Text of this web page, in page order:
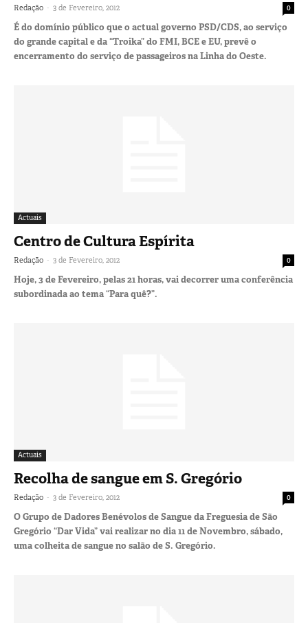
Redação - 3 de Fevereiro, 2012 0
É do domínio público que o actual governo PSD/CDS, ao serviço
do grande capital e da “Troika” do FMI, BCE e EU, prevê o
encerramento do serviço de passageiros na Linha do Oeste.
Actuais
Centro de Cultura Espírita
Redação - 3 de Fevereiro, 2012 0
Hoje, 3 de Fevereiro, pelas 21 horas, vai decorrer uma conferência
subordinada ao tema “Para quê?”.
Actuais
Recolha de sangue em S. Gregório
Redação - 3 de Fevereiro, 2012 0
O Grupo de Dadores Benévolos de Sangue da Freguesia de São
Gregório “Dar Vida” vai realizar no dia 11 de Novembro, sábado,
uma colheita de sangue no salão de S. Gregório.